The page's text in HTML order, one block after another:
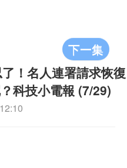
下一集
！名人連署請求恢復
科技小電報 (7/29)